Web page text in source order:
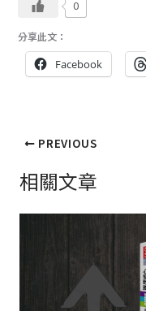
0
分享此文：
Facebook
PREVIOUS
相關文章